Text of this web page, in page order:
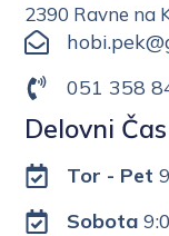
2390 Ravne na
051 358
Delovni Čas
Tor - Pet
Sobota